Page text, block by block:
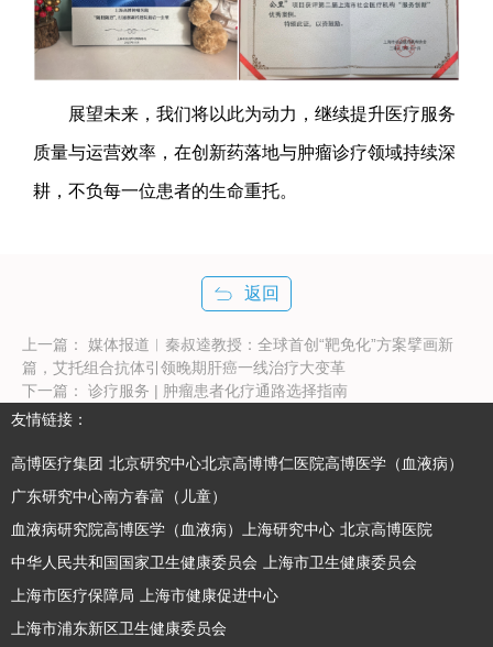
展望未来，我们将以此为动力，继续提升医疗服务
质量与运营效率，在创新药落地与肿瘤诊疗领域持续深
耕，不负每一位患者的生命重托。
返回
上一篇：
媒体报道︱秦叔逵教授：全球首创“靶免化”方案擘画新
篇，艾托组合抗体引领晚期肝癌一线治疗大变革
下一篇：
诊疗服务 | 肿瘤患者化疗通路选择指南
友情链接：
高博医疗集团 北京研究中心北京高博博仁医院高博医学（血液病）
广东研究中心南方春富（儿童）
血液病研究院高博医学（血液病）上海研究中心 北京高博医院
中华人民共和国国家卫生健康委员会 上海市卫生健康委员会
上海市医疗保障局 上海市健康促进中心
上海市浦东新区卫生健康委员会